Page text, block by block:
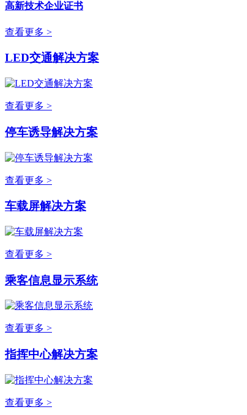
高新技术企业证书
查看更多 >
LED交通解决方案
查看更多 >
停车诱导解决方案
查看更多 >
车载屏解决方案
查看更多 >
乘客信息显示系统
查看更多 >
指挥中心解决方案
查看更多 >